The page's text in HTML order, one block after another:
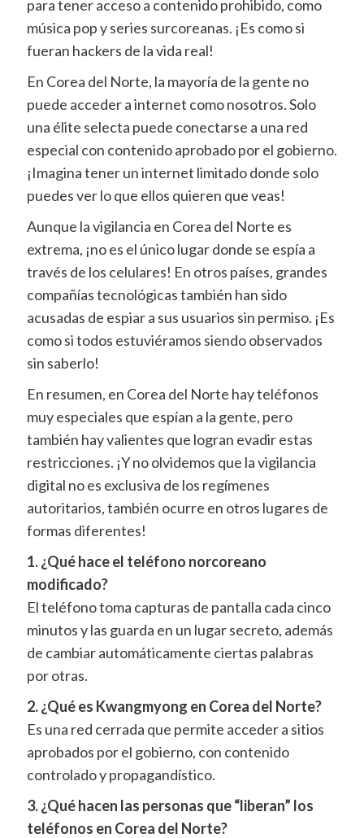
para tener acceso a contenido prohibido, como
música pop y series surcoreanas. ¡Es como si
fueran hackers de la vida real!
En Corea del Norte, la mayoría de la gente no
puede acceder a internet como nosotros. Solo
una élite selecta puede conectarse a una red
especial con contenido aprobado por el gobierno.
¡Imagina tener un internet limitado donde solo
puedes ver lo que ellos quieren que veas!
Aunque la vigilancia en Corea del Norte es
extrema, ¡no es el único lugar donde se espía a
través de los celulares! En otros países, grandes
compañías tecnológicas también han sido
acusadas de espiar a sus usuarios sin permiso. ¡Es
como si todos estuviéramos siendo observados
sin saberlo!
En resumen, en Corea del Norte hay teléfonos
muy especiales que espían a la gente, pero
también hay valientes que logran evadir estas
restricciones. ¡Y no olvidemos que la vigilancia
digital no es exclusiva de los regímenes
autoritarios, también ocurre en otros lugares de
formas diferentes!
1. ¿Qué hace el teléfono norcoreano
modificado?
El teléfono toma capturas de pantalla cada cinco
minutos y las guarda en un lugar secreto, además
de cambiar automáticamente ciertas palabras
por otras.
2. ¿Qué es Kwangmyong en Corea del Norte?
Es una red cerrada que permite acceder a sitios
aprobados por el gobierno, con contenido
controlado y propagandístico.
3. ¿Qué hacen las personas que “liberan” los
teléfonos en Corea del Norte?